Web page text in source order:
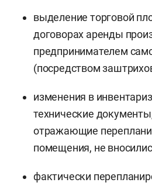
выделение торговой
договорах аренды
предпринимателем
(посредством
изменения в
технические
отражающие
помещения, не
фактически